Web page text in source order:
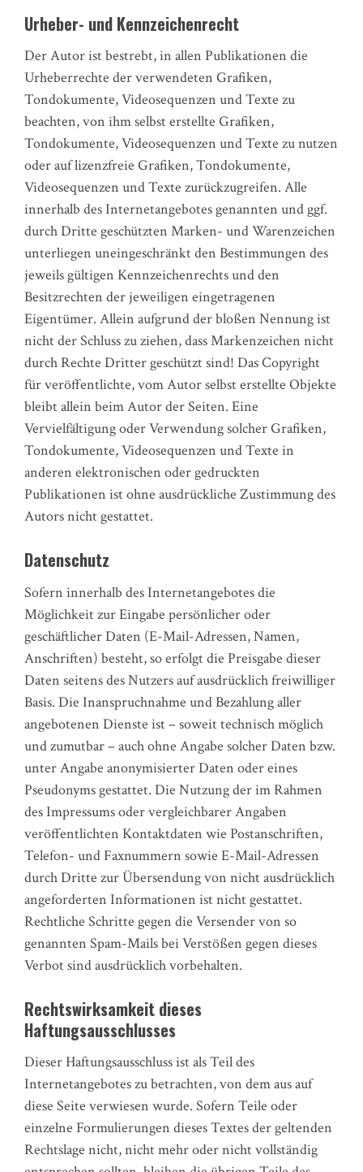
Urheber- und Kennzeichenrecht
Der Autor ist bestrebt, in allen Publikationen die
Urheberrechte der verwendeten Grafiken,
Tondokumente, Videosequenzen und Texte zu
beachten, von ihm selbst erstellte Grafiken,
Tondokumente, Videosequenzen und Texte zu nutzen
oder auf lizenzfreie Grafiken, Tondokumente,
Videosequenzen und Texte zurückzugreifen. Alle
innerhalb des Internetangebotes genannten und ggf.
durch Dritte geschützten Marken- und Warenzeichen
unterliegen uneingeschränkt den Bestimmungen des
jeweils gültigen Kennzeichenrechts und den
Besitzrechten der jeweiligen eingetragenen
Eigentümer. Allein aufgrund der bloßen Nennung ist
nicht der Schluss zu ziehen, dass Markenzeichen nicht
durch Rechte Dritter geschützt sind! Das Copyright
für veröffentlichte, vom Autor selbst erstellte Objekte
bleibt allein beim Autor der Seiten. Eine
Vervielfältigung oder Verwendung solcher Grafiken,
Tondokumente, Videosequenzen und Texte in
anderen elektronischen oder gedruckten
Publikationen ist ohne ausdrückliche Zustimmung des
Autors nicht gestattet.
Datenschutz
Sofern innerhalb des Internetangebotes die
Möglichkeit zur Eingabe persönlicher oder
geschäftlicher Daten (E-Mail-Adressen, Namen,
Anschriften) besteht, so erfolgt die Preisgabe dieser
Daten seitens des Nutzers auf ausdrücklich freiwilliger
Basis. Die Inanspruchnahme und Bezahlung aller
angebotenen Dienste ist – soweit technisch möglich
und zumutbar – auch ohne Angabe solcher Daten bzw.
unter Angabe anonymisierter Daten oder eines
Pseudonyms gestattet. Die Nutzung der im Rahmen
des Impressums oder vergleichbarer Angaben
veröffentlichten Kontaktdaten wie Postanschriften,
Telefon- und Faxnummern sowie E-Mail-Adressen
durch Dritte zur Übersendung von nicht ausdrücklich
angeforderten Informationen ist nicht gestattet.
Rechtliche Schritte gegen die Versender von so
genannten Spam-Mails bei Verstößen gegen dieses
Verbot sind ausdrücklich vorbehalten.
Rechtswirksamkeit dieses
Haftungsausschlusses
Dieser Haftungsausschluss ist als Teil des
Internetangebotes zu betrachten, von dem aus auf
diese Seite verwiesen wurde. Sofern Teile oder
einzelne Formulierungen dieses Textes der geltenden
Rechtslage nicht, nicht mehr oder nicht vollständig